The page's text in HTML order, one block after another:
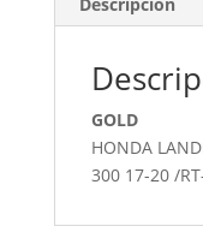
GOLD
HONDA
300 17-20 /